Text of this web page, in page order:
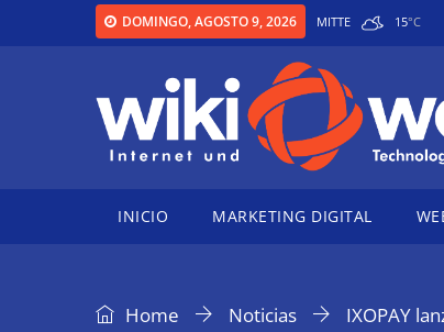
DOMINGO, AGOSTO 9, 2026 MITTE 15°C
INICIO MARKETING DIGITAL
Home Noticias
IXOPAY